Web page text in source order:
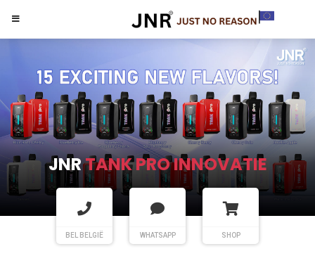
JNRTANK PRO INNOVATIE
BEL BELGIË WHATSAPP SHOP